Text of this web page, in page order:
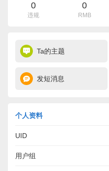
0
违规
0
RMB
Ta的主题
发短消息
个人资料
UID
用户组